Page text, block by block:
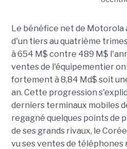
Le bénéfice net de Motorola
d'un tiers au quatrième
à 654 M$ contre 489 M$
ventes de l'équipementier
fortement à 8,84 Md$ soit
an. Cette progression
derniers terminaux mobiles
regagné quelques points de
de ses grands rivaux, le
vu ses ventes de téléphones